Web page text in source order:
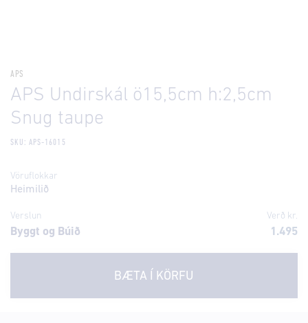
APS
APS Undirskál ö15,5cm h:2,5cm
Snug taupe
SKU: APS-16015
Vöruflokkar
Heimilið
Verslun Verð kr.
Byggt og Búið 1.495
BÆTA Í KÖRFU